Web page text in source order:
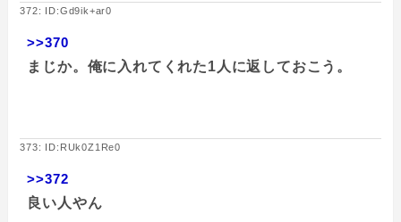
372: ID:Gd9ik+ar0
>>370
まじか。俺に入れてくれた1人に返しておこう。
373: ID:RUk0Z1Re0
>>372
良い人やん